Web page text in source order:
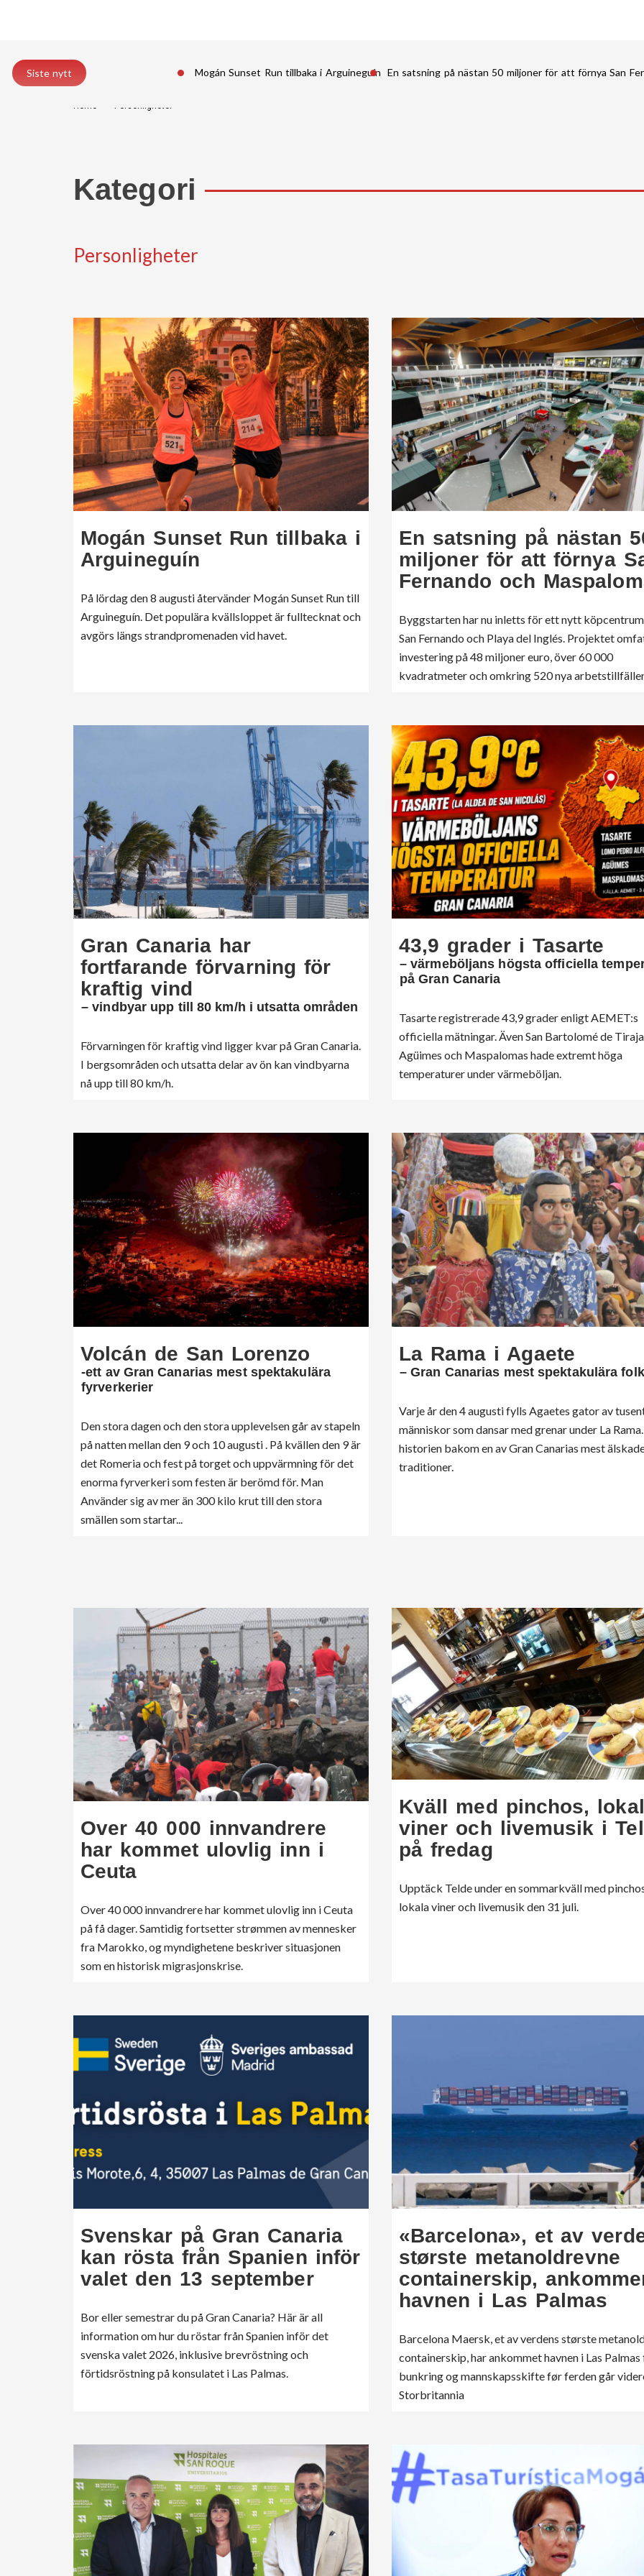
Siste nytt Mogán Sunset Run tillbaka i Arguineguín En satsning på nästan 50 miljoner för att förnya San
Home Personligheter
Kategori
Personligheter
Mogán Sunset Run tillbaka i
Arguineguín
På lördag den 8 augusti återvänder Mogán Sunset Run till
Arguineguín. Det populära kvällsloppet är fulltecknat och
avgörs längs strandpromenaden vid havet.
En satsning på nästan
miljoner för att förnya
Fernando och
Byggstarten har nu inletts för ett nytt
San Fernando och Playa del Inglés. Projektet
investering på 48 miljoner euro, över 60 000
kvadratmeter och omkring 520 nya
Gran Canaria har
fortfarande förvarning för
kraftig vind
– vindbyar upp till 80 km/h i utsatta områden
Förvarningen för kraftig vind ligger kvar på Gran Canaria.
I bergsområden och utsatta delar av ön kan vindbyarna
nå upp till 80 km/h.
43,9 grader i Tasarte
– värmeböljans högsta officiella
på Gran Canaria
Tasarte registrerade 43,9 grader enligt AEMET:s
officiella mätningar. Även San Bartolomé de
Agüimes och Maspalomas hade extremt höga
temperaturer under värmeböljan.
Volcán de San Lorenzo
-ett av Gran Canarias mest spektakulära
fyrverkerier
Den stora dagen och den stora upplevelsen går av stapeln
på natten mellan den 9 och 10 augusti . På kvällen den 9 är
det Romeria och fest på torget och uppvärmning för det
enorma fyrverkeri som festen är berömd för. Man
Använder sig av mer än 300 kilo krut till den stora
smällen som startar...
La Rama i Agaete
– Gran Canarias mest spektakulära
Varje år den 4 augusti fylls Agaetes gator av
människor som dansar med grenar under La
historien bakom en av Gran Canarias mest
traditioner.
Over 40 000 innvandrere
har kommet ulovlig inn i
Ceuta
Over 40 000 innvandrere har kommet ulovlig inn i Ceuta
på få dager. Samtidig fortsetter strømmen av mennesker
fra Marokko, og myndighetene beskriver situasjonen
som en historisk migrasjonskrise.
Kväll med pinchos,
viner och livemusik i
på fredag
Upptäck Telde under en sommarkväll med
lokala viner och livemusik den 31 juli.
Svenskar på Gran Canaria
kan rösta från Spanien inför
valet den 13 september
Bor eller semestrar du på Gran Canaria? Här är all
information om hur du röstar från Spanien inför det
svenska valet 2026, inklusive brevröstning och
förtidsröstning på konsulatet i Las Palmas.
«Barcelona», et av
største metanoldrevne
containerskip,
havnen i Las Palmas
Barcelona Maersk, et av verdens største
containerskip, har ankommet havnen i Las
bunkring og mannskapsskifte før ferden går
Storbritannia